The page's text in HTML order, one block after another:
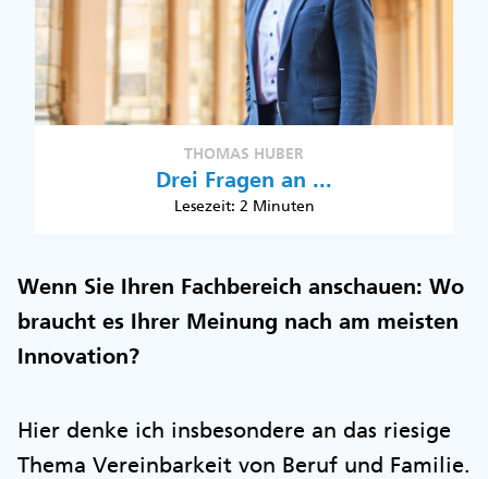
THOMAS HUBER
Drei Fragen an ...
Lesezeit: 2 Minuten
Wenn Sie Ihren Fachbereich anschauen: Wo
braucht es Ihrer Meinung nach am meisten
Innovation?
Hier denke ich insbesondere an das riesige
Thema Vereinbarkeit von Beruf und Familie.